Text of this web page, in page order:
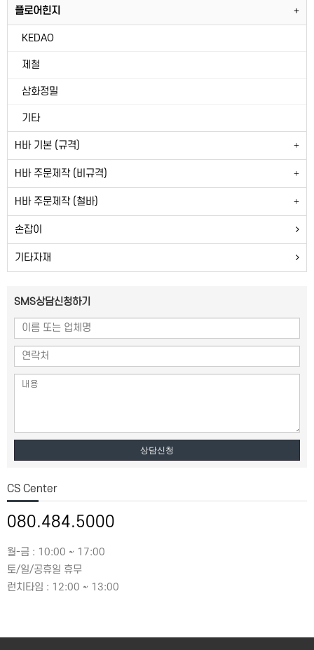
플로어힌지
KEDAO
제철
삼화정밀
기타
H바 기본 (규격)
H바 주문제작 (비규격)
H바 주문제작 (철바)
손잡이
기타자재
SMS상담신청하기
상담신청
CS Center
080.484.5000
월-금 : 10:00 ~ 17:00
토/일/공휴일 휴무
런치타임 : 12:00 ~ 13:00